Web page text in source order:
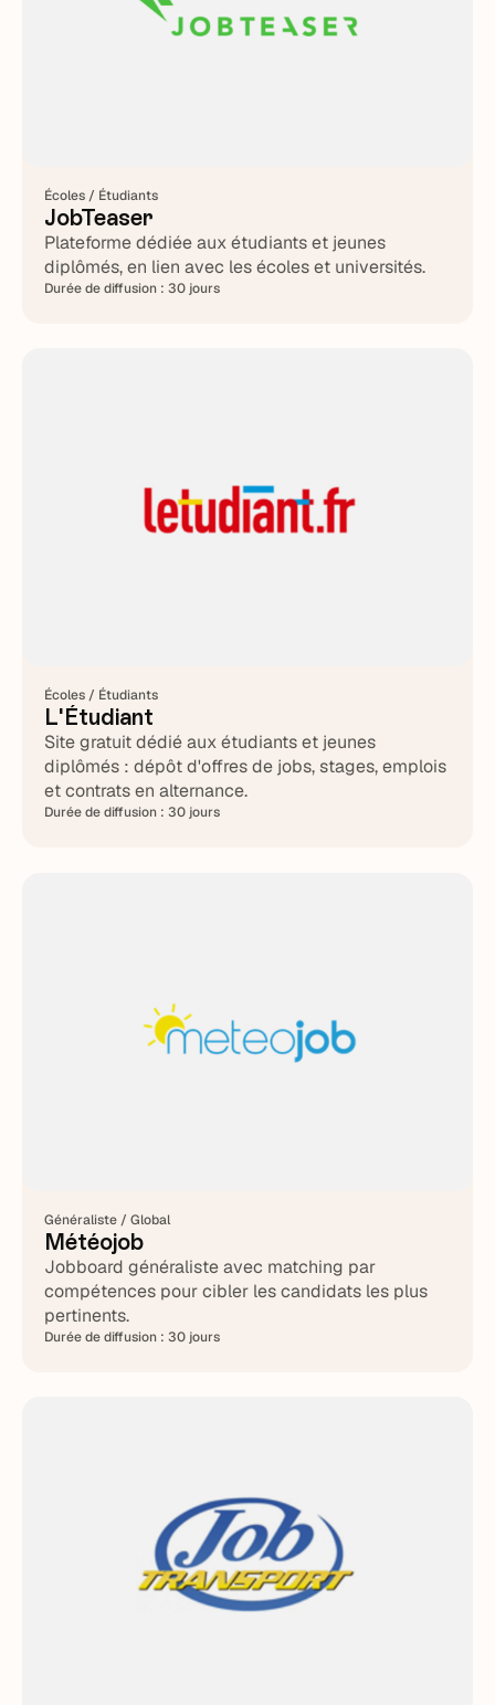
Écoles / Étudiants
JobTeaser
Plateforme dédiée aux étudiants et jeunes
diplômés, en lien avec les écoles et universités.
Durée de diffusion :30 jours
Écoles / Étudiants
L'Étudiant
Site gratuit dédié aux étudiants et jeunes
diplômés : dépôt d'offres de jobs, stages, emplois
et contrats en alternance.
Durée de diffusion :30 jours
Généraliste / Global
Météojob
Jobboard généraliste avec matching par
compétences pour cibler les candidats les plus
pertinents.
Durée de diffusion :30 jours